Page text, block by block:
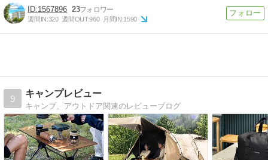
1567896 23
週間IN:320 週間OUT:960 月間IN:1590
9
キャンプレビュー
キャンプ、アウトドア関連のレビューブログ